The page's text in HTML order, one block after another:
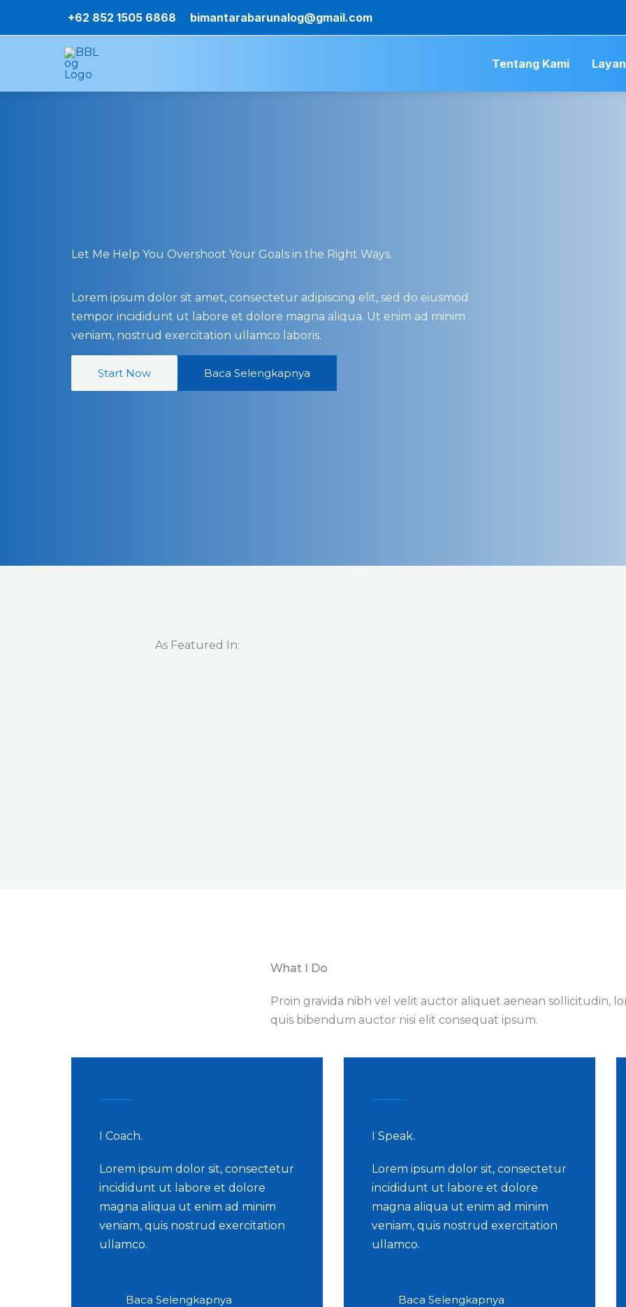
+62 852 1505 6868 bimantarabarunalog@gmail.com
Tentang Kami
Let Me Help You Overshoot Your Goals in the Right Ways.​
Lorem ipsum dolor sit amet, consectetur adipiscing elit, sed do eiusmod
tempor incididunt ut labore et dolore magna aliqua. Ut enim ad minim
veniam, nostrud exercitation ullamco laboris.
Start Now Baca Selengkapnya
As Featured In:​
What I Do​
Proin gravida nibh vel velit auctor aliquet aenean sollicitudin,
quis bibendum auctor nisi elit consequat ipsum.
I Coach.
Lorem ipsum dolor sit, consectetur
incididunt ut labore et dolore
magna aliqua ut enim ad minim
veniam, quis nostrud exercitation
ullamco.
Baca Selengkapnya
I Speak.
Lorem ipsum dolor sit, consectetur
incididunt ut labore et dolore
magna aliqua ut enim ad minim
veniam, quis nostrud exercitation
ullamco.
Baca Selengkapnya